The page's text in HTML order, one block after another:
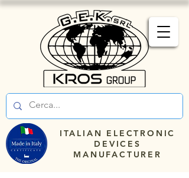
ITALIAN ELECTRONIC
DEVICES
MANUFACTURER